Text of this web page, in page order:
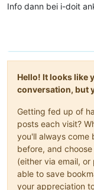
Info dann bei i-doit
Hello! It looks like
conversation, but
Getting fed up of
posts each visit?
you'll always come
before, and
(either via email,
able to save
your appreciation